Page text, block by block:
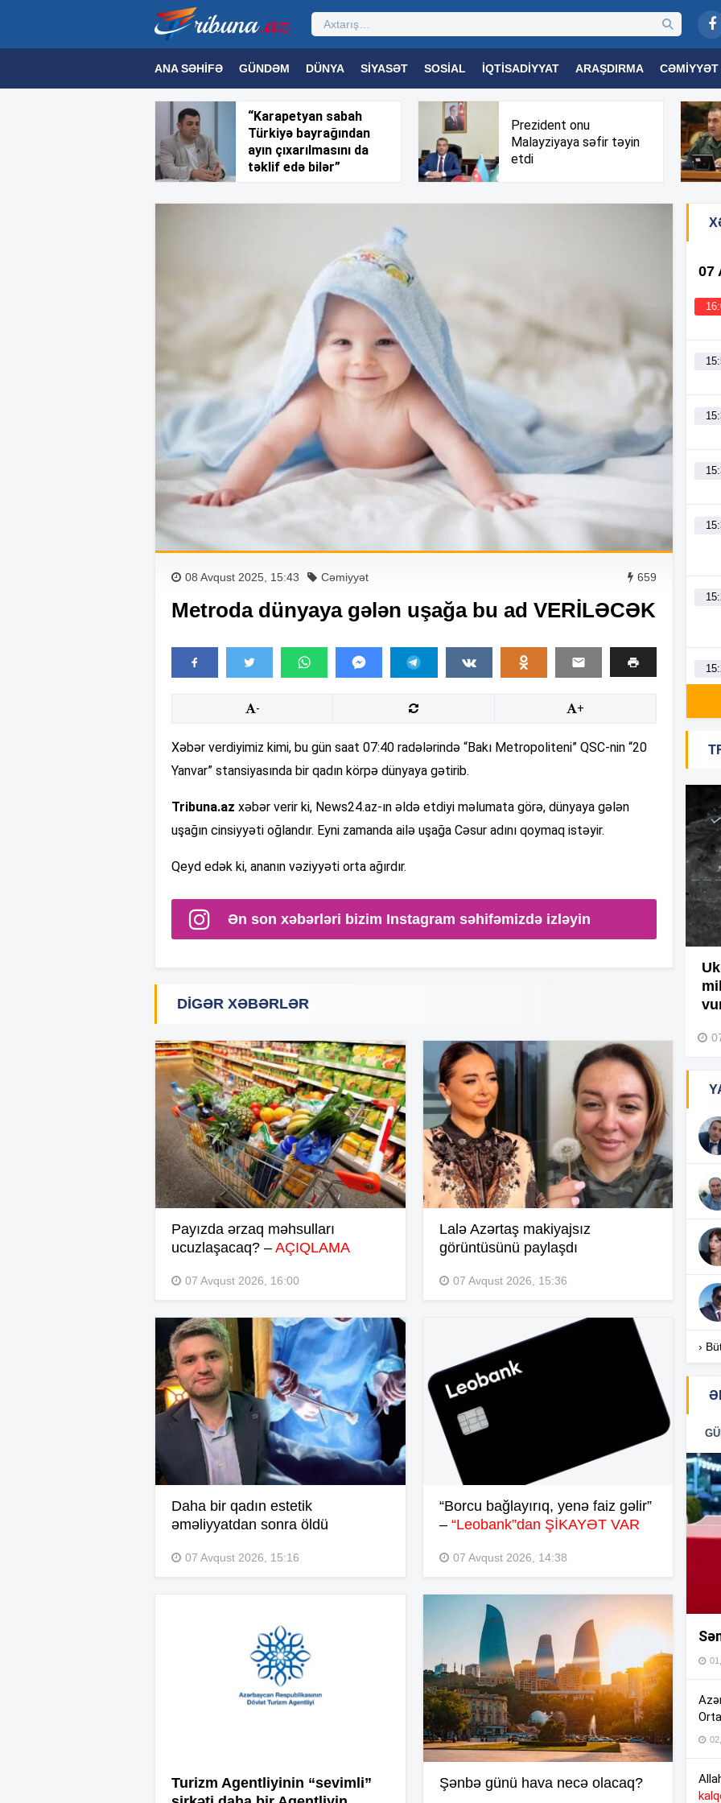
ANA SƏHIFƏ GÜNDƏM DÜNYA SIYASƏT SOSIAL İQTISADIYYAT ARAŞDIRMA CƏMIYYƏT
MƏDƏNIYYƏT MAQAZIN TEXNOLOGIYA TƏHSIL TRIBUNA TV
“Karapetyan sabah
Türkiyə bayrağından
ayın çıxarılmasını da
təklif edə bilər”
Prezident onu
Malayziyaya səfir təyin
etdi
08 Avqust 2025, 15:43 Cəmiyyət 659
Metroda dünyaya gələn uşağa bu ad VERİLƏCƏK
- +
Xəbər verdiyimiz kimi, bu gün saat 07:40 radələrində “Bakı Metropoliteni” QSC-nin “20
Yanvar” stansiyasında bir qadın körpə dünyaya gətirib.
Tribuna.az xəbər verir ki, News24.az-ın əldə etdiyi məlumata görə, dünyaya gələn
uşağın cinsiyyəti oğlandır. Eyni zamanda ailə uşağa Cəsur adını qoymaq istəyir.
Qeyd edək ki, ananın vəziyyəti orta ağırdır.
Ən son xəbərləri bizim Instagram səhifəmizdə izləyin
DIGƏR XƏBƏRLƏR
Payızda ərzaq məhsulları
ucuzlaşacaq? – AÇIQLAMA
07 Avqust 2026, 16:00
Lalə Azərtaş makiyajsız
görüntüsünü paylaşdı
07 Avqust 2026, 15:36
Daha bir qadın estetik
əməliyyatdan sonra öldü
07 Avqust 2026, 15:16
“Borcu bağlayırıq, yenə faiz gəlir”
– “Leobank”dan ŞİKAYƏT VAR
07 Avqust 2026, 14:38
Turizm Agentliyinin “sevimli”
Şənbə günü hava necə olacaq?
07
›